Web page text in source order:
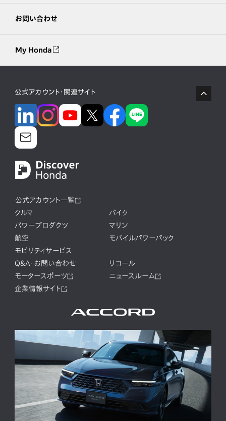
お問い合わせ
My Honda
公式アカウント・関連サイト
公式アカウント一覧
クルマ
バイク
パワープロダクツ
マリン
航空
モバイルパワーパック
モビリティサービス
Q&A・お問い合わせ
リコール
モータースポーツ
ニュースルーム
企業情報サイト